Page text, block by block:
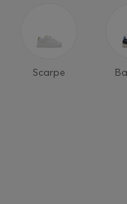
Scarpe